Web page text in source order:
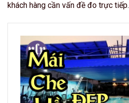
khách hàng cần vấn đề đo trực tiếp.